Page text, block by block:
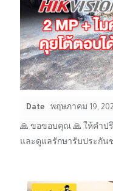
Date พฤษภาคม 19,
🙏 ขอขอบคุณ 🙏 ให้คำป
และดูแลรักษารับประกัน